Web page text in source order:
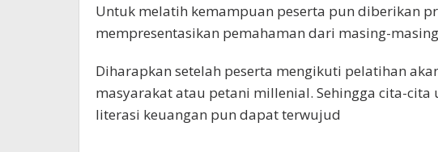
Untuk melatih kemampuan peserta pun diberikan
mempresentasikan pemahaman dari masing-
Diharapkan setelah peserta mengikuti pelatihan
masyarakat atau petani millenial. Sehingga cita-
literasi keuangan pun dapat terwujud